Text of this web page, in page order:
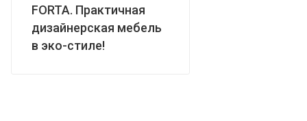
FORTA. Практичная
дизайнерская мебель
в эко-стиле!